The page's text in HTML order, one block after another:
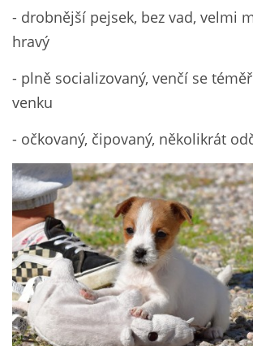
- drobnější pejsek, bez vad, velmi
hravý
- plně socializovaný, venčí se
venku
- očkovaný, čipovaný, několikrát